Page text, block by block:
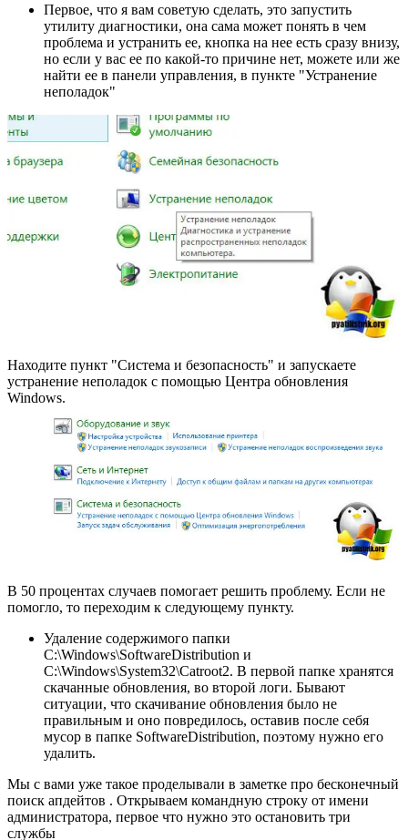
Первое, что я вам советую сделать, это запустить
утилиту диагностики, она сама может понять в чем
проблема и устранить ее, кнопка на нее есть сразу внизу,
но если у вас ее по какой-то причине нет, можете или же
найти ее в панели управления, в пункте "Устранение
неполадок"
Находите пункт "Система и безопасность" и запускаете
устранение неполадок с помощью Центра обновления
Windows.
В 50 процентах случаев помогает решить проблему. Если не
помогло, то переходим к следующему пункту.
Удаление содержимого папки
C:\Windows\SoftwareDistribution и
C:\Windows\System32\Catroot2. В первой папке хранятся
скачанные обновления, во второй логи. Бывают
ситуации, что скачивание обновления было не
правильным и оно повредилось, оставив после себя
мусор в папке SoftwareDistribution, поэтому нужно его
удалить.
Мы с вами уже такое проделывали в заметке про бесконечный
поиск апдейтов . Открываем командную строку от имени
администратора, первое что нужно это остановить три
службы